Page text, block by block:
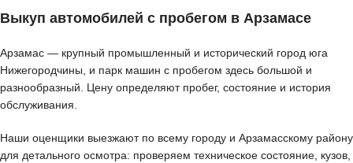
Выкуп автомобилей с пробегом в Арзамасе
Арзамас — крупный промышленный и исторический город юга
Нижегородчины, и парк машин с пробегом здесь большой и
разнообразный. Цену определяют пробег, состояние и история
обслуживания.
Наши оценщики выезжают по всему городу и Арзамасскому району
для детального осмотра: проверяем техническое состояние, кузов,